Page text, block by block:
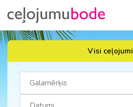
Visi ceļojumi